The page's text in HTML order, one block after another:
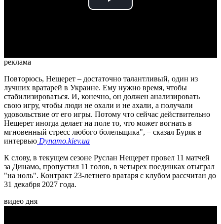
Play
реклама
Повторюсь, Нещерет – достаточно талантливый, один из
лучших вратарей в Украине. Ему нужно время, чтобы
стабилизироваться. И, конечно, он должен анализировать
свою игру, чтобы люди не охали и не ахали, а получали
удовольствие от его игры. Потому что сейчас действительно
Нещерет иногда делает на поле то, что может вогнать в
мгновенный стресс любого болельщика", – сказал Буряк в
интервью Dynamo.kiev.ua
К слову, в текущем сезоне Руслан Нещерет провел 11 матчей
за Динамо, пропустил 11 голов, в четырех поединках отыграл
"на ноль". Контракт 23-летнего вратаря с клубом рассчитан до
31 декабря 2027 года.
видео дня